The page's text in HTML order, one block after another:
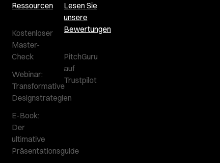
Ressourcen
Kostenloser
Master-
Check
Webinar:
Transformative
Designstrategien
E-Book:
Der
ultimative
Präsentationsguide
Lesen Sie
unsere
Bewertungen
PitchGuru
auf
Trustpilot